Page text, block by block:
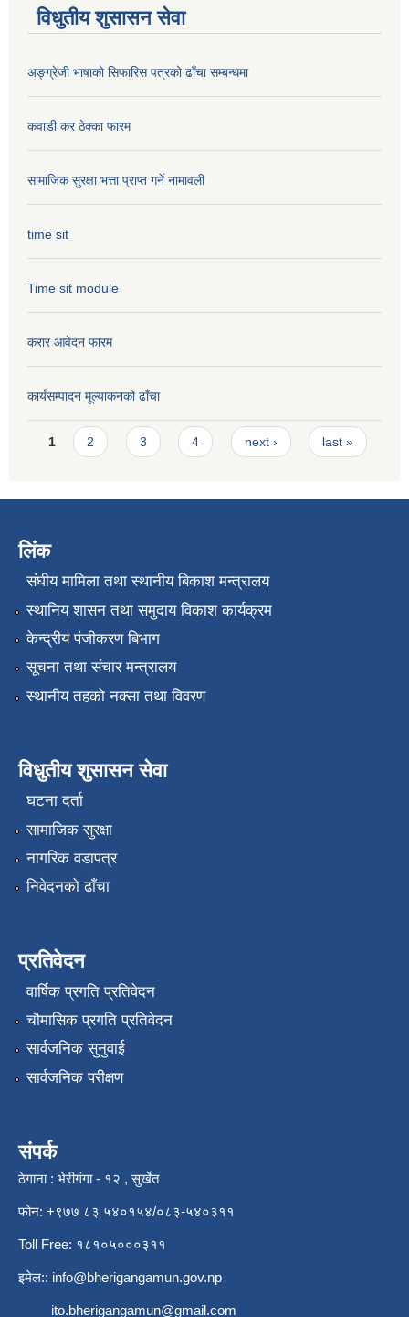
विधुतीय शुसासन सेवा
अङ्ग्रेजी भाषाको सिफारिस पत्रको ढाँचा सम्बन्धमा
कवाडी कर ठेक्का फारम
सामाजिक सुरक्षा भत्ता प्राप्त गर्ने नामावली
time sit
Time sit module
करार आवेदन फारम
कार्यसम्पादन मूल्या‌कनको ढाँचा
Pages
1 2 3 4 next › last »
लिंक
संघीय मामिला तथा स्थानीय बिकाश मन्त्रालय
स्थानिय शासन तथा समुदाय विकाश कार्यक्रम
केन्द्रीय पंजीकरण बिभाग
सूचना तथा संचार मन्त्रालय
स्थानीय तहको नक्सा तथा विवरण
विधुतीय शुसासन सेवा
घटना दर्ता
सामाजिक सुरक्षा
नागरिक वडापत्र
निवेदनको ढाँचा
प्रतिवेदन
वार्षिक प्रगति प्रतिवेदन
चौमासिक प्रगति प्रतिवेदन
सार्वजनिक सुनुवाई
सार्वजनिक परीक्षण
संपर्क
ठेगाना : भेरीगंगा - १२ , सुर्खेत
फोन: +९७७ ८३ ५४०१५४/०८३-५४०३११
Toll Free: १८१०५०००३११
इमेल:: info@bherigangamun.gov.np
ito.bherigangamun@gmail.com